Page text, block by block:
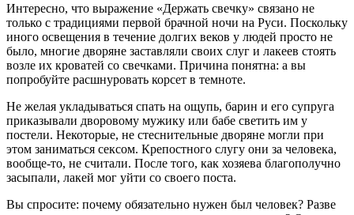
Интересно, что выражение «Держать свечку» связано не
только с традициями первой брачной ночи на Руси. Поскольку
иного освещения в течение долгих веков у людей просто не
было, многие дворяне заставляли своих слуг и лакеев стоять
возле их кроватей со свечками. Причина понятна: а вы
попробуйте расшнуровать корсет в темноте.
Не желая укладываться спать на ощупь, барин и его супруга
приказывали дворовому мужику или бабе светить им у
постели. Некоторые, не стеснительные дворяне могли при
этом заниматься сексом. Крепостного слугу они за человека,
вообще-то, не считали. После того, как хозяева благополучно
засыпали, лакей мог уйти со своего поста.
Вы спросите: почему обязательно нужен был человек? Разве